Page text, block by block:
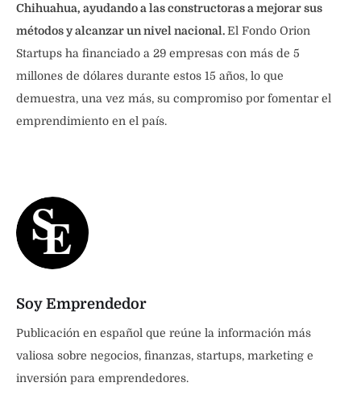
Chihuahua, ayudando a las constructoras a mejorar sus
métodos y alcanzar un nivel nacional.El Fondo Orion
Startups ha financiado a 29 empresas con más de 5
millones de dólares durante estos 15 años, lo que
demuestra, una vez más, su compromiso por fomentar el
emprendimiento en el país.
Soy Emprendedor
Publicación en español que reúne la información más
valiosa sobre negocios, finanzas, startups, marketing e
inversión para emprendedores.